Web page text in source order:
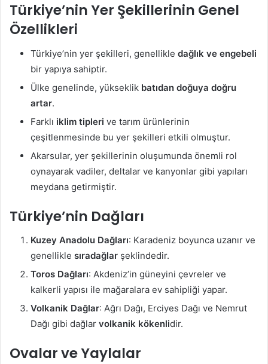
Türkiye’nin Yer Şekillerinin Genel
Özellikleri
Türkiye’nin yer şekilleri, genellikle dağlık ve engebeli
bir yapıya sahiptir.
Ülke genelinde, yükseklik batıdan doğuya doğru
artar.
Farklı iklim tipleri ve tarım ürünlerinin
çeşitlenmesinde bu yer şekilleri etkili olmuştur.
Akarsular, yer şekillerinin oluşumunda önemli rol
oynayarak vadiler, deltalar ve kanyonlar gibi yapıları
meydana getirmiştir.
Türkiye’nin Dağları
Kuzey Anadolu Dağları: Karadeniz boyunca uzanır ve
genellikle sıradağlar şeklindedir.
Toros Dağları: Akdeniz’in güneyini çevreler ve
kalkerli yapısı ile mağaralara ev sahipliği yapar.
Volkanik Dağlar: Ağrı Dağı, Erciyes Dağı ve Nemrut
Dağı gibi dağlar volkanik kökenlidir.
Ovalar ve Yaylalar